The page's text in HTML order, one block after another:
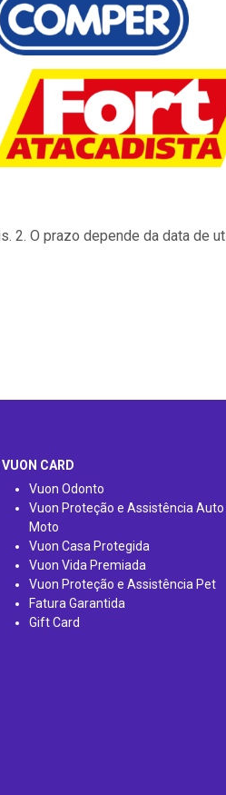
2. O prazo depende da data de
VUON CARD
Vuon Odonto
Vuon Proteção e Assistência Auto
Moto
Vuon Casa Protegida
Vuon Vida Premiada
Vuon Proteção e Assistência Pet
Fatura Garantida
Gift Card